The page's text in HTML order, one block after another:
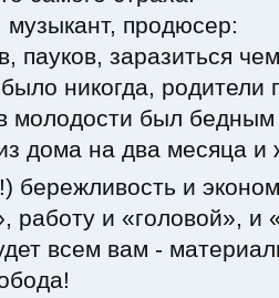
продюсер:
пауков, заразиться
никогда, родители
молодости был
дома на два месяца и
бережливость и
работу и «головой», и
всем вам -